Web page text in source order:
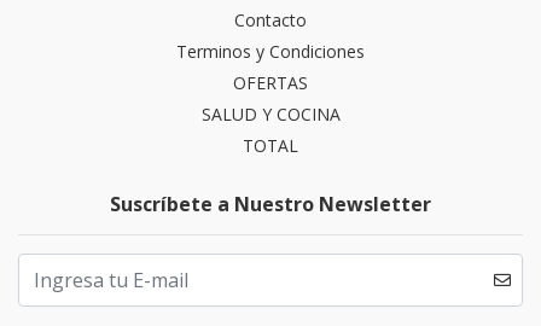
Contacto
Terminos y Condiciones
OFERTAS
SALUD Y COCINA
TOTAL
Suscríbete a Nuestro Newsletter